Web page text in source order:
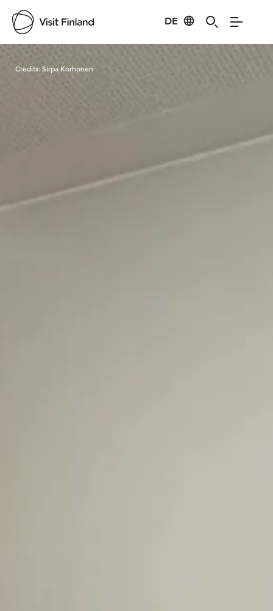
DE
Visit Finland
Credits:Sirpa Korhonen